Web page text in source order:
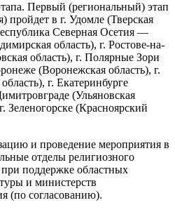
Первый (региональный) этап
в г. Удомле (Тверская
Северная Осетия —
область), г. Ростове-на-
область), г. Полярные Зори
(Воронежская область), г.
г. Екатеринбурге
(Ульяновская
Зеленогорске (Красноярский
и проведение мероприятия в
отделы религиозного
поддержке областных
и министерств
(по согласованию).